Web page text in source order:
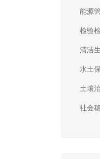
能源
检验
清洁
水土
土壤
社会